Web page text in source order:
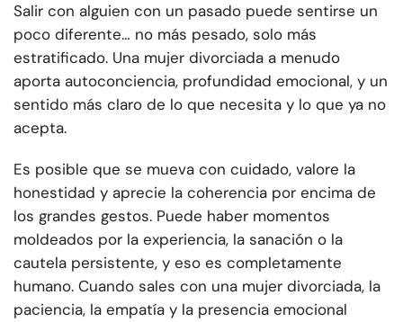
Salir con alguien con un pasado puede sentirse un
poco diferente… no más pesado, solo más
estratificado. Una mujer divorciada a menudo
aporta autoconciencia, profundidad emocional, y un
sentido más claro de lo que necesita y lo que ya no
acepta.
Es posible que se mueva con cuidado, valore la
honestidad y aprecie la coherencia por encima de
los grandes gestos. Puede haber momentos
moldeados por la experiencia, la sanación o la
cautela persistente, y eso es completamente
humano. Cuando sales con una mujer divorciada, la
paciencia, la empatía y la presencia emocional